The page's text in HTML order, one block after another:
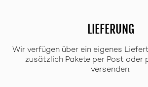
LIEFERUNG
Wir verfügen über ein eigenes
zusätzlich Pakete per Post oder
versenden.